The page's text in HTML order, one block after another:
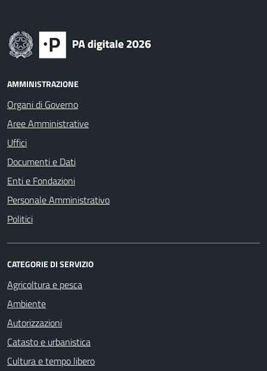
AMMINISTRAZIONE
Organi di Governo
Aree Amministrative
Uffici
Documenti e Dati
Enti e Fondazioni
Personale Amministrativo
Politici
CATEGORIE DI SERVIZIO
Agricoltura e pesca
Ambiente
Autorizzazioni
Catasto e urbanistica
Cultura e tempo libero